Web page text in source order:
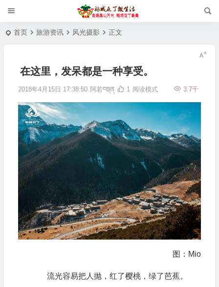
首页 旅游资讯 风光摄影 正文
在这里，发呆都是一种享受。
2018年4月15日 17:38:50 阿若བསྡན 3.7千
1 阅读模式
图：Mio
流光容易把人抛，红了樱桃，绿了芭蕉。